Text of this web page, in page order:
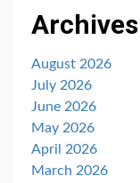
Archives
August 2026
July 2026
June 2026
May 2026
April 2026
March 2026